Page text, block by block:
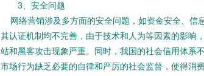
3、安全问题
网络营销涉及多方面的安全问题，如资金安全、信
其认证机制均不完善，由于技术和人为等因素的影响
站和黑客攻击现象严重。同时，我国的社会信用体系
市场行为缺乏必要的自律和严厉的社会监督，使得消